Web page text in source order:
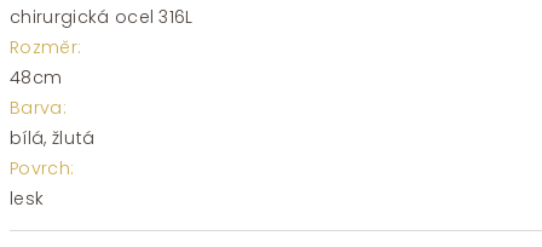
chirurgická ocel 316L
Rozměr:
48cm
Barva:
bílá, žlutá
Povrch:
lesk